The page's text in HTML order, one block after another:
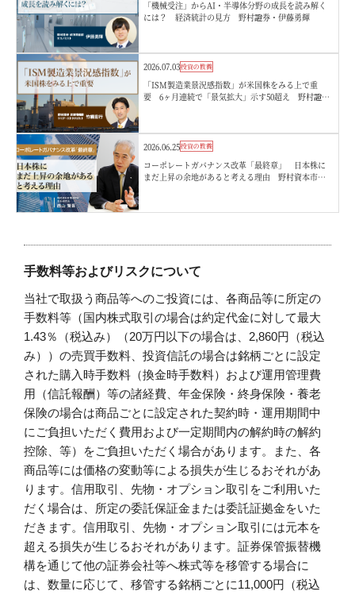
「機械受注」からAI・半導体分野の成長を読み解く
には？ 経済統計の見方 野村證券・伊藤勇輝
2026.07.03投資の教養
「ISM製造業景況感指数」が米国株をみる上で重
要 6ヶ月連続で「景気拡大」示す50超え 野村證
2026.06.25投資の教養
コーポレートガバナンス改革「最終章」 日本株に
まだ上昇の余地があると考える理由 野村資本市場
手数料等およびリスクについて
当社で取扱う商品等へのご投資には、各商品等に所定の
手数料等（国内株式取引の場合は約定代金に対して最大
1.43％（税込み）（20万円以下の場合は、2,860円（税込
み））の売買手数料、投資信託の場合は銘柄ごとに設定
された購入時手数料（換金時手数料）および運用管理費
用（信託報酬）等の諸経費、年金保険・終身保険・養老
保険の場合は商品ごとに設定された契約時・運用期間中
にご負担いただく費用および一定期間内の解約時の解約
控除、等）をご負担いただく場合があります。また、各
商品等には価格の変動等による損失が生じるおそれがあ
ります。信用取引、先物・オプション取引をご利用いた
だく場合は、所定の委託保証金または委託証拠金をいた
だきます。信用取引、先物・オプション取引には元本を
超える損失が生じるおそれがあります。証券保管振替機
構を通じて他の証券会社等へ株式等を移管する場合に
は、数量に応じて、移管する銘柄ごとに11,000円（税込